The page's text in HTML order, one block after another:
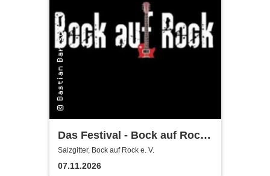
Das Festival - Bock auf Rock
gemeinnütziger e. V.
Salzgitter, Bock auf Rock e. V.
07.11.2026